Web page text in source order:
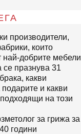
производители,
които
най-добрите мебели
се празнува 31
какви
и какви
на този
за грижа за
години